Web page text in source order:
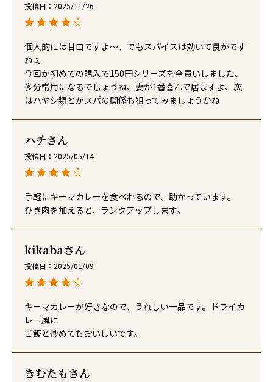
投稿日 2025/11/26
個人的には甘口ですよ～、でもスパイスは効いて良かです
ねぇ
今回が初めての購入で150円シリーズを全買いしました、
多分常用になるでしょうね、妻が1番喜んで居ますよ、次
はハヤシ類とかスパの関係も狙ってみましょうかね
ハチ
投稿日 2025/05/14
手軽にキーマカレーを食べれるので、助かっています。
ひき肉を加えると、ランクアップします。
kikaba
投稿日 2025/01/09
キーマカレーが好きなので、うれしい一品です。ドライカ
レー風に
ご飯と炒めてもおいしいです。
きむたも